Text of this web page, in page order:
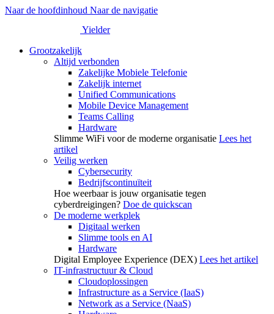
Naar de hoofdinhoud Naar de navigatie
Yielder
Grootzakelijk
Altijd verbonden
Zakelijke Mobiele Telefonie
Zakelijk internet
Unified Communications
Mobile Device Management
Teams Calling
Hardware
Slimme WiFi voor de moderne organisatie Lees het
artikel
Veilig werken
Cybersecurity
Bedrijfscontinuïteit
Hoe weerbaar is jouw organisatie tegen
cyberdreigingen? Doe de quickscan
De moderne werkplek
Digitaal werken
Slimme tools en AI
Hardware
Digital Employee Experience (DEX) Lees het artikel
IT-infrastructuur & Cloud
Cloudoplossingen
Infrastructure as a Service (IaaS)
Network as a Service (NaaS)